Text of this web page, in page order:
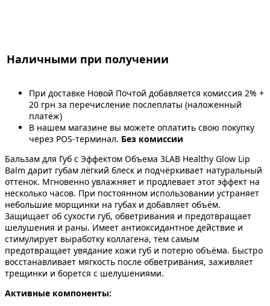
Наличными при получении
При доставке Новой Почтой добавляется комиссия 2% +
20 грн за перечисление послеплаты (наложенный
платёж)
В нашем магазине вы можете оплатить свою покупку
через POS-терминал. Без комиссии
Бальзам для Губ с Эффектом Объема 3LAB Healthy Glow Lip
Balm дарит губам лёгкий блеск и подчёркивает натуральный
оттенок. Мгновенно увлажняет и продлевает этот эффект на
несколько часов. При постоянном использовании устраняет
небольшие морщинки на губах и добавляет объём.
Защищает об сухости губ, обветривания и предотвращает
шелушения и раны. Имеет антиоксидантное действие и
стимулирует выработку коллагена, тем самым
предотвращает увядание кожи губ и потерю объёма. Быстро
восстанавливает мягкость после обветривания, заживляет
трещинки и борется с шелушениями.
Активные компоненты: